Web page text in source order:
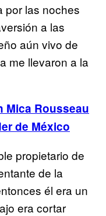
por las noches
a las
aún vivo de
me llevaron a la
Mica Rousseau
de México
propietario de
de la
él era un
era cortar